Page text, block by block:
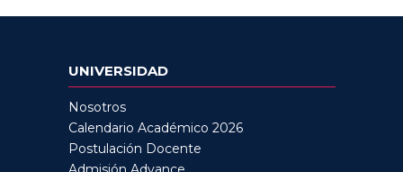
UNIVERSIDAD
Nosotros
Calendario Académico 2026
Postulación Docente